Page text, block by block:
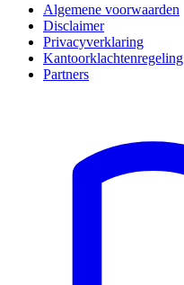
Algemene voorwaarden
Disclaimer
Privacyverklaring
Kantoorklachtenregeling
Partners